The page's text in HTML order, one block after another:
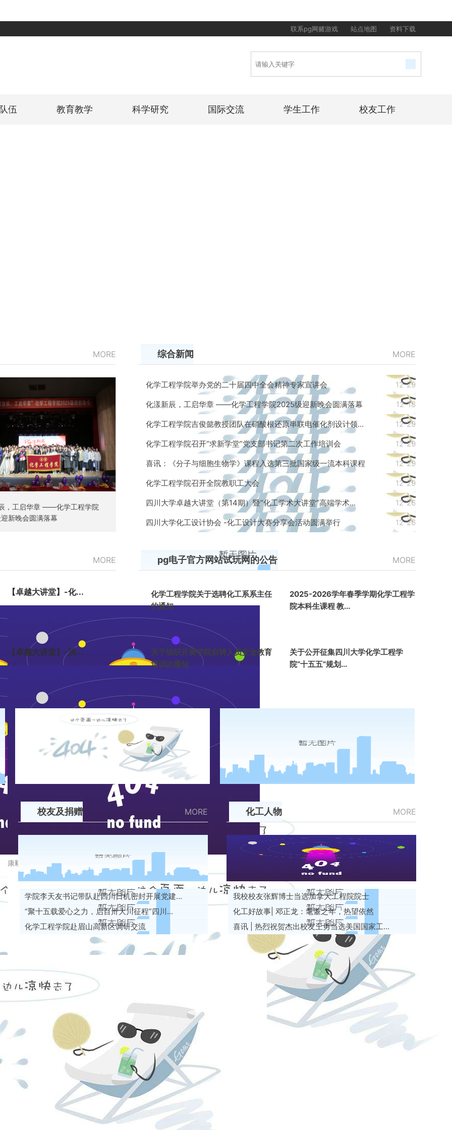
资料下载
站点地图
联系pg网赌游戏
伍 教育教学 科学研究 国际交流 学生工作 校友工作
MORE
，工启华章 ——化学工程学院
新晚会圆满落幕
综合新闻 MORE
12-29
化学工程学院举办党的二十届四中全会精神专家宣讲会
12-18
化漾新辰，工启华章 ——化学工程学院2025级迎新晚会圆满落幕
12-29
化学工程学院吉俊懿教授团队在硝酸根还原串联电催化剂设计领...
12-29
化学工程学院召开“求新学堂”党支部书记第二次工作培训会
12-29
喜讯：《分子与细胞生物学》课程入选第三批国家级一流本科课程
12-29
化学工程学院召开全院教职工大会
12-26
四川大学卓越大讲堂（第14期）暨“化工学术大讲堂”高端学术...
12-26
四川大学化工设计协会 -化工设计大赛分享会活动圆满举行
MORE
【卓越大讲堂】-化...
orkun s soyer 教授
【卓越大讲堂】-洪...
康毅进老师
江安校区水上报告厅
pg电子官方网站试玩网的公告 MORE
化学工程学院关于选聘化工系系主任
的通知
2025-2026学年春季学期化学工程学
院本科生课程 教...
关于组织开展学院自聘人员安全教育
培训的通知
关于公开征集四川大学化学工程学
院“十五五”规划...
校友及捐赠 MORE
学院李天友书记带队赴四川日机密封开展党建...
“聚十五载爱心之力，启百卅大川征程”四川...
化学工程学院赴眉山高新区调研交流
化工人物 MORE
我校校友张辉博士当选加拿大工程院院士
化工好故事| 邓正龙：耄耋之年，热望依然
喜讯 | 热烈祝贺杰出校友王勇当选美国国家工...